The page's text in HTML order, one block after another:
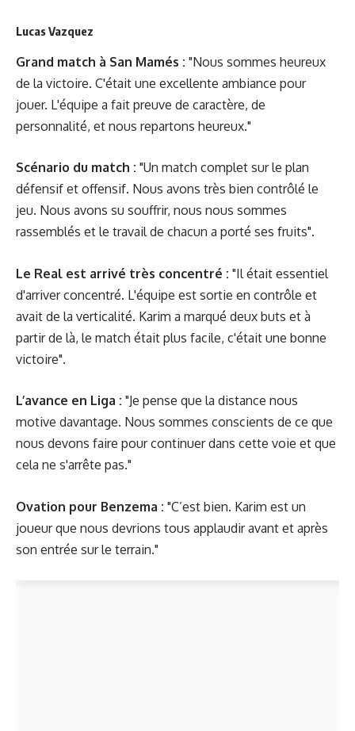
Lucas Vazquez
Grand match à San Mamés : "Nous sommes heureux
de la victoire. C'était une excellente ambiance pour
jouer. L'équipe a fait preuve de caractère, de
personnalité, et nous repartons heureux."
Scénario du match : "Un match complet sur le plan
défensif et offensif. Nous avons très bien contrôlé le
jeu. Nous avons su souffrir, nous nous sommes
rassemblés et le travail de chacun a porté ses fruits".
Le Real est arrivé très concentré : "Il était essentiel
d'arriver concentré. L'équipe est sortie en contrôle et
avait de la verticalité. Karim a marqué deux buts et à
partir de là, le match était plus facile, c'était une bonne
victoire".
L’avance en Liga : "Je pense que la distance nous
motive davantage. Nous sommes conscients de ce que
nous devons faire pour continuer dans cette voie et que
cela ne s'arrête pas."
Ovation pour Benzema : "C’est bien. Karim est un
joueur que nous devrions tous applaudir avant et après
son entrée sur le terrain."